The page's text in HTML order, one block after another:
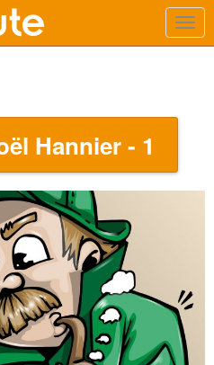
Hannier - 1